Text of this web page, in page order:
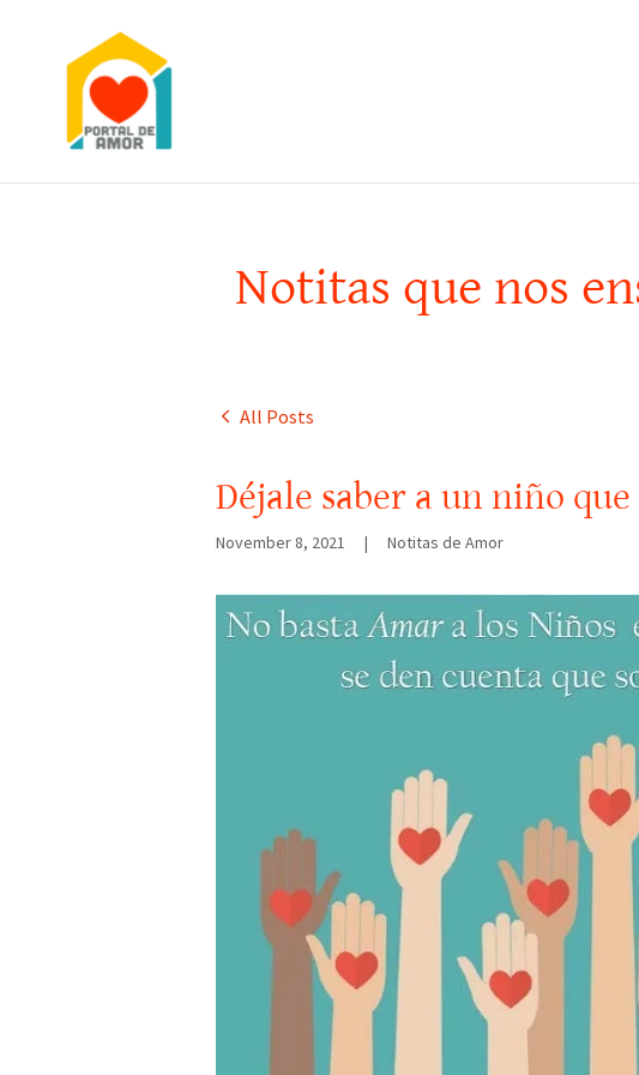
Notitas que nos
All Posts
Déjale saber a un niño que
November 8, 2021 | Notitas de Amor